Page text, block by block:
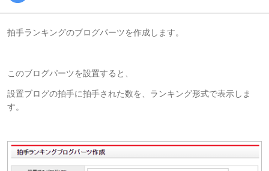
拍手ランキングのブログパーツを作成します。
このブログパーツを設置すると、
設置ブログの拍手に拍手された数を、ランキング形式で表示しま
す。